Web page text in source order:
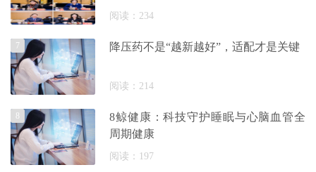
阅读：234
降压药不是“越新越好”，适配才是关键
阅读：214
7
8鲸健康：科技守护睡眠与心脑血管全
周期健康
阅读：197
8